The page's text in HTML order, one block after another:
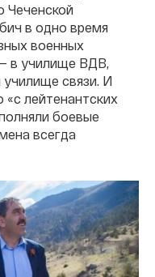
Чеченской
в одно время
военных
в училище ВДВ,
связи. И
«с лейтенантских
боевые
всегда